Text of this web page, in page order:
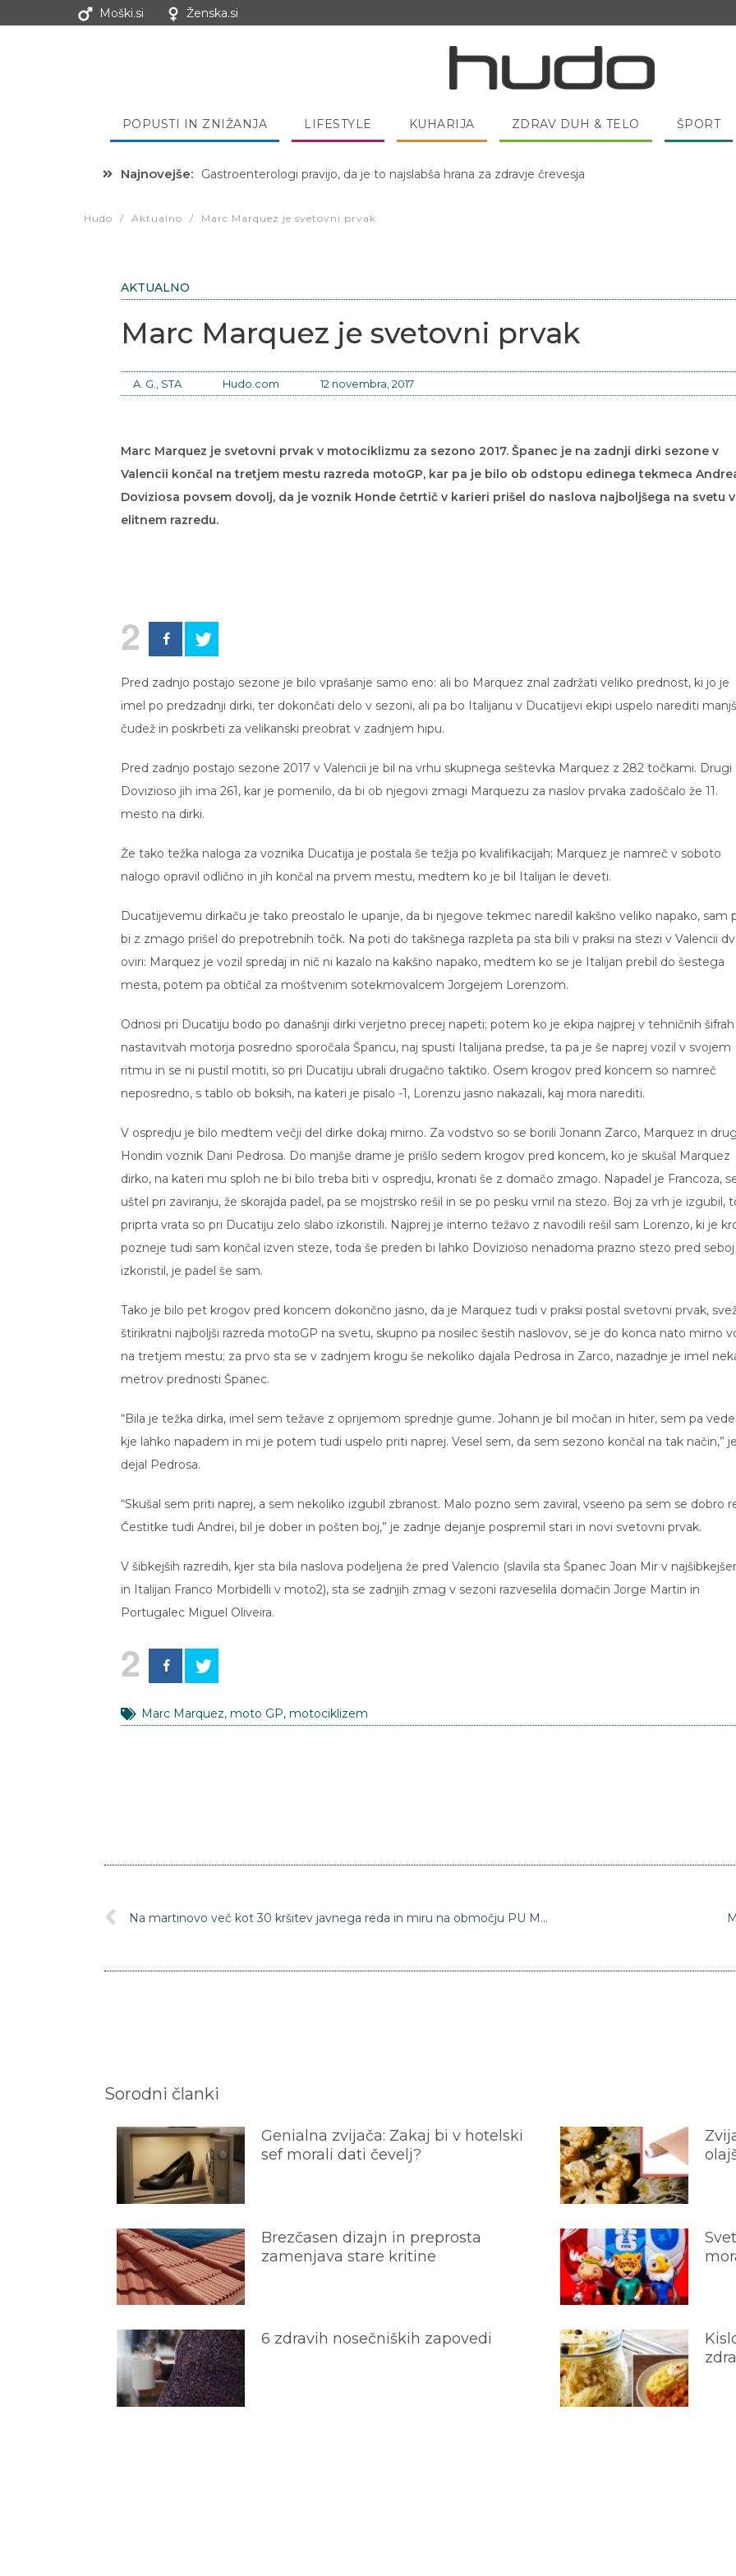
Moški.si Ženska.si
POPUSTI IN ZNIŽANJA LIFESTYLE KUHARIJA ZDRAV DUH & TELO ŠPORT
Najnovejše: Hibernacijska dieta: Zakaj je pred spanjem dobro pojesti žlico medu?
Hudo / Aktualno / Marc Marquez je svetovni prvak
AKTUALNO
Marc Marquez je svetovni prvak
A. G., STA Hudo.com 12 novembra, 2017
Marc Marquez je svetovni prvak v motociklizmu za sezono 2017. Španec je na zadnji dirki sezone v
Valencii končal na tretjem mestu razreda motoGP, kar pa je bilo ob odstopu edinega tekmeca
Doviziosa povsem dovolj, da je voznik Honde četrtič v karieri prišel do naslova najboljšega na svetu v
elitnem razredu.
2
Pred zadnjo postajo sezone je bilo vprašanje samo eno: ali bo Marquez znal zadržati veliko prednost, ki jo je
imel po predzadnji dirki, ter dokončati delo v sezoni, ali pa bo Italijanu v Ducatijevi ekipi uspelo narediti
čudež in poskrbeti za velikanski preobrat v zadnjem hipu.
Pred zadnjo postajo sezone 2017 v Valencii je bil na vrhu skupnega seštevka Marquez z 282 točkami. Drugi
Dovizioso jih ima 261, kar je pomenilo, da bi ob njegovi zmagi Marquezu za naslov prvaka zadoščalo že 11.
mesto na dirki.
Že tako težka naloga za voznika Ducatija je postala še težja po kvalifikacijah; Marquez je namreč v soboto
nalogo opravil odlično in jih končal na prvem mestu, medtem ko je bil Italijan le deveti.
Ducatijevemu dirkaču je tako preostalo le upanje, da bi njegove tekmec naredil kakšno veliko napako, sam
bi z zmago prišel do prepotrebnih točk. Na poti do takšnega razpleta pa sta bili v praksi na stezi v Valencii
oviri: Marquez je vozil spredaj in nič ni kazalo na kakšno napako, medtem ko se je Italijan prebil do šestega
mesta, potem pa obtičal za moštvenim sotekmovalcem Jorgejem Lorenzom.
Odnosi pri Ducatiju bodo po današnji dirki verjetno precej napeti; potem ko je ekipa najprej v tehničnih šifrah
nastavitvah motorja posredno sporočala Špancu, naj spusti Italijana predse, ta pa je še naprej vozil v svojem
ritmu in se ni pustil motiti, so pri Ducatiju ubrali drugačno taktiko. Osem krogov pred koncem so namreč
neposredno, s tablo ob boksih, na kateri je pisalo -1, Lorenzu jasno nakazali, kaj mora narediti.
V ospredju je bilo medtem večji del dirke dokaj mirno. Za vodstvo so se borili Jonann Zarco, Marquez in
Hondin voznik Dani Pedrosa. Do manjše drame je prišlo sedem krogov pred koncem, ko je skušal Marquez
dirko, na kateri mu sploh ne bi bilo treba biti v ospredju, kronati še z domačo zmago. Napadel je Francoza,
uštel pri zaviranju, že skorajda padel, pa se mojstrsko rešil in se po pesku vrnil na stezo. Boj za vrh je izgubil,
priprta vrata so pri Ducatiju zelo slabo izkoristili. Najprej je interno težavo z navodili rešil sam Lorenzo, ki je
pozneje tudi sam končal izven steze, toda še preden bi lahko Dovizioso nenadoma prazno stezo pred seboj
izkoristil, je padel še sam.
Tako je bilo pet krogov pred koncem dokončno jasno, da je Marquez tudi v praksi postal svetovni prvak,
štirikratni najboljši razreda motoGP na svetu, skupno pa nosilec šestih naslovov, se je do konca nato mirno
na tretjem mestu; za prvo sta se v zadnjem krogu še nekoliko dajala Pedrosa in Zarco, nazadnje je imel
metrov prednosti Španec.
“Bila je težka dirka, imel sem težave z oprijemom sprednje gume. Johann je bil močan in hiter, sem pa
kje lahko napadem in mi je potem tudi uspelo priti naprej. Vesel sem, da sem sezono končal na tak način,” je
dejal Pedrosa.
“Skušal sem priti naprej, a sem nekoliko izgubil zbranost. Malo pozno sem zaviral, vseeno pa sem se dobro
Čestitke tudi Andrei, bil je dober in pošten boj,” je zadnje dejanje pospremil stari in novi svetovni prvak.
V šibkejših razredih, kjer sta bila naslova podeljena že pred Valencio (slavila sta Španec Joan Mir v
in Italijan Franco Morbidelli v moto2), sta se zadnjih zmag v sezoni razveselila domačin Jorge Martin in
Portugalec Miguel Oliveira.
2
Marc Marquez, moto GP, motociklizem
Na martinovo več kot 30 kršitev javnega reda in miru na območju PU Maribor
Sorodni članki
Genialna zvijača: Zakaj bi v hotelski
sef morali dati čevelj?
Brezčasen dizajn in preprosta
zamenjava stare kritine
6 zdravih nosečniških zapovedi